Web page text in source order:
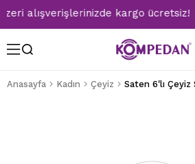
alışverişlerinizde kargo
Anasayfa Kadın Çeyiz